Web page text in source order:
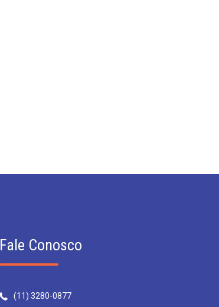
Fale Conosco
(11) 3280-0877